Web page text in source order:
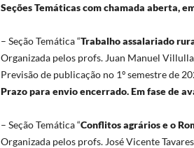
Seções Temáticas com chamada aberta,
– Seção Temática “Trabalho assalariado
Organizada pelos profs. Juan Manuel
Previsão de publicação no 1º semestre de
Prazo para envio encerrado. Em fase de
– Seção Temática “Conflitos agrários e o
Organizada pelos profs. José Vicente